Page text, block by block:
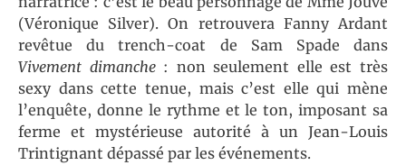
(Véronique Silver). On retrouvera Fanny Ardant
revêtue du trench-coat de Sam Spade dans
Vivement dimanche : non seulement elle est très
sexy dans cette tenue, mais c’est elle qui mène
l’enquête, donne le rythme et le ton, imposant sa
ferme et mystérieuse autorité à un Jean-Louis
Trintignant dépassé par les événements.